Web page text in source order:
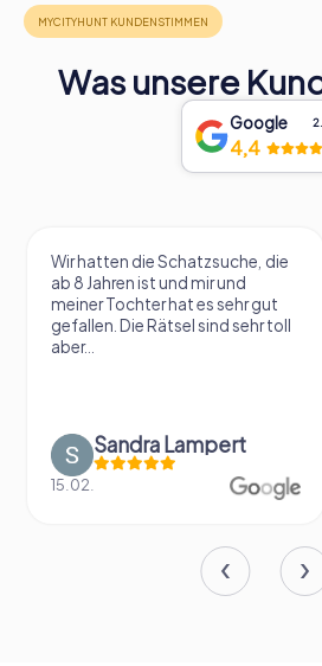
Was unsere
Google
4,4
Wir hatten die Schatzsuche, die
ab 8 Jahren ist und mir und
meiner Tochter hat es sehr gut
gefallen. Die Rätsel sind sehr toll
aber...
Sandra Lampert
15.02.